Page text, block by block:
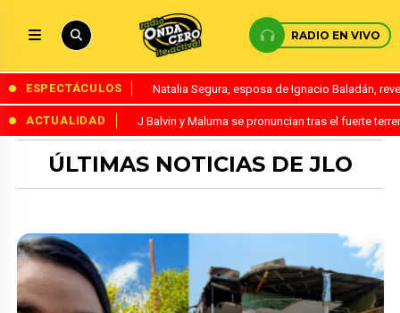
RADIO EN VIVO
ESPECTÁCULOS Natalia Segura, esposa de Ignacio Baladán,
ACTUALIDAD J Balvin y Maluma se pronuncian tras el fuerte
ÚLTIMAS NOTICIAS DE JLO